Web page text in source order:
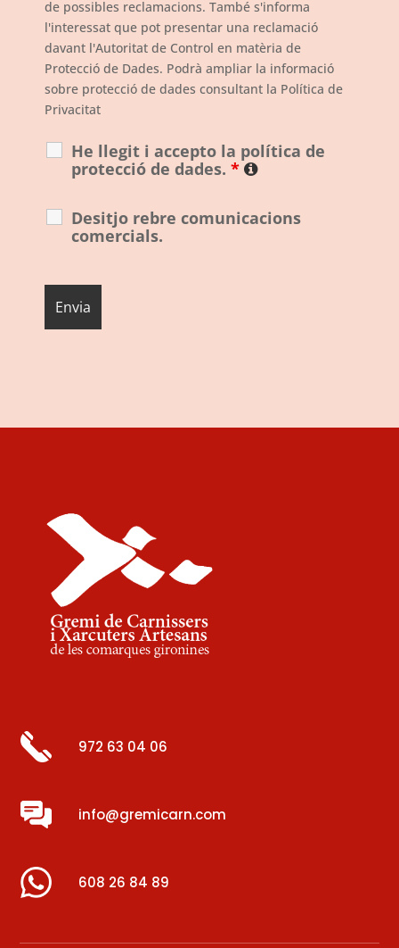
de possibles reclamacions. També s'informa
l'interessat que pot presentar una reclamació
davant l'Autoritat de Control en matèria de
Protecció de Dades. Podrà ampliar la informació
sobre protecció de dades consultant la Política de
Privacitat
He llegit i accepto la política de
protecció de dades. *
Desitjo rebre comunicacions
comercials.
972 63 04 06
info@gremicarn.com
608 26 84 89